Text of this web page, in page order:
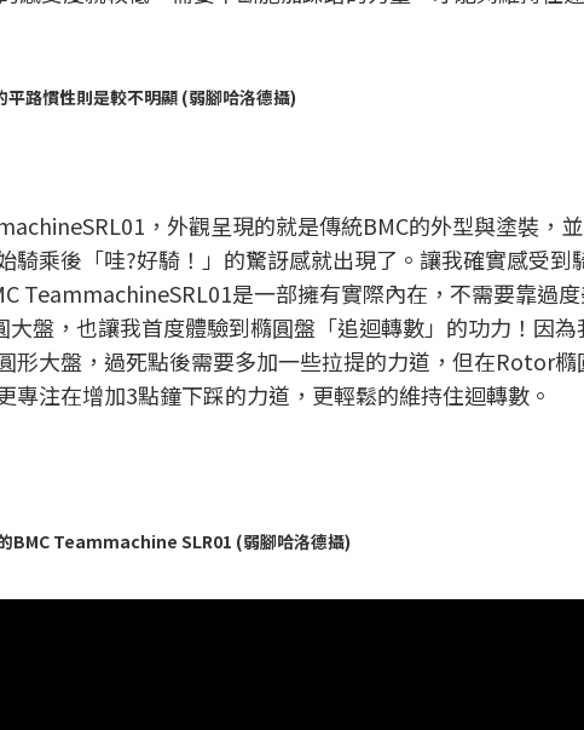
路慣性則是較不明顯 (弱腳哈洛德攝)
，外觀呈現的就是傳統BMC的外型與塗裝，
乘後「哇?好騎！」的驚訝感就出現了。讓我確實感受到
TeammachineSRL01是一部擁有實際內在，不需要靠過
盤，也讓我首度體驗到橢圓盤「追迴轉數」的功力！因
形大盤，過死點後需要多加一些拉提的力道，但在Rotor
專注在增加3點鐘下踩的力道，更輕鬆的維持住迴轉數。
BMC Teammachine SLR01 (弱腳哈洛德攝)